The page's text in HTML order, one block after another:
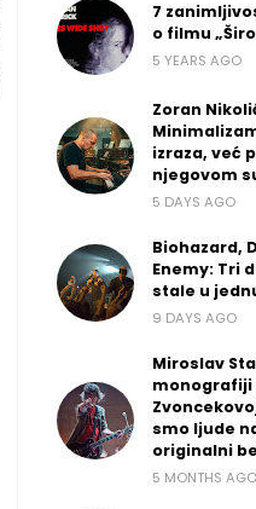
7
o filmu
5 YEARS AGO
Zoran
izraza, već
njegovom
5 DAYS AGO
Biohazard,
Enemy: Tri
stale u
9 DAYS AGO
Miroslav
monografiji
smo ljude
originalni
5 MONTHS AGO